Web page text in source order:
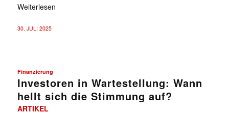
Weiterlesen
30. JULI 2025
Finanzierung
Investoren in Wartestellung: Wann
hellt sich die Stimmung auf?
ARTIKEL